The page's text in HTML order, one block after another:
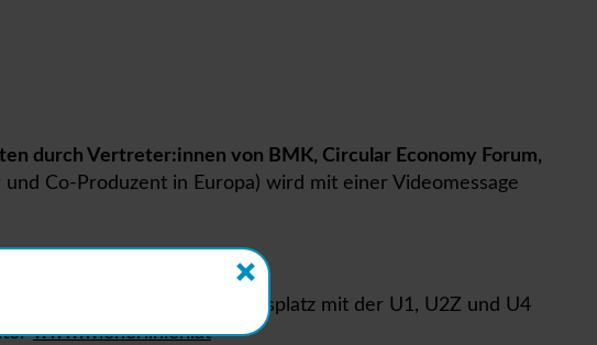
durch Vertreter:innen von BMK, Circular Economy Forum,
Co-Produzent in Europa) wird mit einer Videomessage
Künstlerhaus über den Karlsplatz mit der U1, U2Z und U4
www.wienerlinien.at